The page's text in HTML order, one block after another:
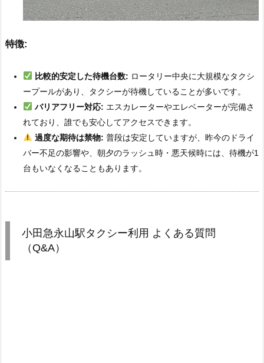
特徴:
比較的安定した待機台数: ロータリー中央に大規模なタクシ
ープールがあり、タクシーが待機していることが多いです。
バリアフリー対応: エスカレーターやエレベーターが完備さ
れており、誰でも安心してアクセスできます。
過度な期待は禁物: 普段は安定していますが、昨今のドライ
バー不足の影響や、朝夕のラッシュ時・悪天候時には、待機が1
台もいなくなることもあります。
小田急永山駅タクシー利用 よくある質問
（Q&A）